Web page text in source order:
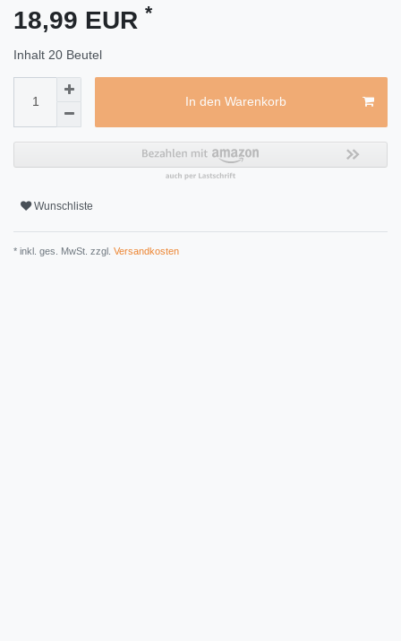
18,99 EUR *
Inhalt 20 Beutel
In den Warenkorb
Wunschliste
* inkl. ges. MwSt. zzgl. Versandkosten